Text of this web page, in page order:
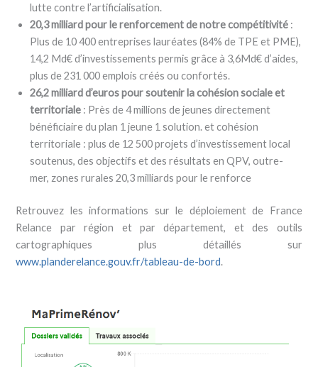
lutte contre l’artificialisation.
20,3 milliard pour le renforcement de notre compétitivité :
Plus de 10 400 entreprises lauréates (84% de TPE et PME),
14,2 Md€ d’investissements permis grâce à 3,6Md€ d’aides,
plus de 231 000 emplois créés ou confortés.
26,2 milliard d’euros pour soutenir la cohésion sociale et
territoriale : Près de 4 millions de jeunes directement
bénéficiaire du plan 1 jeune 1 solution. et cohésion
territoriale : plus de 12 500 projets d’investissement local
soutenus, des objectifs et des résultats en QPV, outre-
mer, zones rurales 20,3 milliards pour le renforce
Retrouvez les informations sur le déploiement de France
Relance par région et par département, et des outils
cartographiques plus détaillés sur
www.planderelance.gouv.fr/tableau-de-bord.